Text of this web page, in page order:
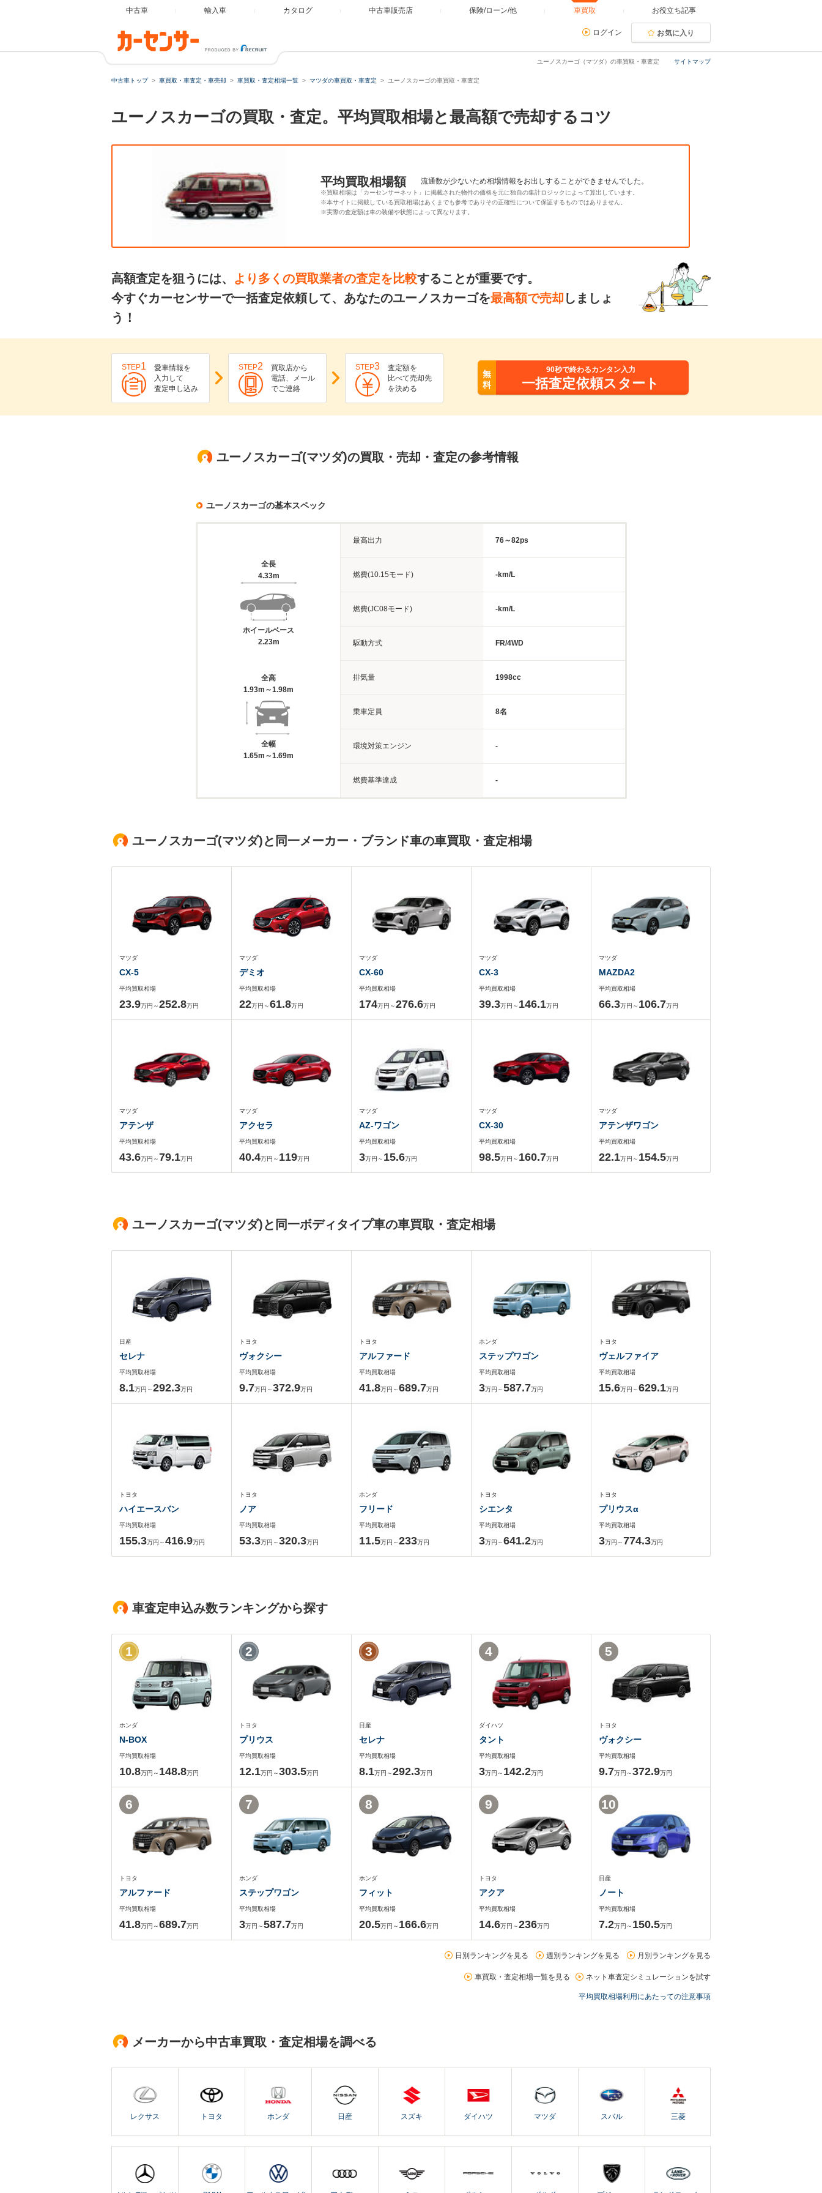
中古車 輸入車 カタログ 中古車販売店 保険/ローン/他 車買取 お役立ち記事
ログイン お気に入り
サイトマップ
ユーノスカーゴ（マツダ）の車買取・車査定
中古車トップ 車買取・車査定・車売却 車買取・査定相場一覧 マツダの車買取・車査定 ユーノスカーゴの車買取・車査定
ユーノスカーゴの買取・査定。平均買取相場と最高額で売却するコツ
平均買取相場額 流通数が少ないため相場情報をお出しすることができませんでした。
※買取相場は「カーセンサーネット」に掲載された物件の価格を元に独自の集計ロジックによって算出しています。
※本サイトに掲載している買取相場はあくまでも参考でありその正確性について保証するものではありません。
※実際の査定額は車の装備や状態によって異なります。
高額査定を狙うには、 より多くの買取業者の査定を比較することが重要です。
今すぐカーセンサーで一括査定依頼して、あなたのユーノスカーゴを最高額で売却 しましょ
う！
STEP1
愛車情報を
入力して
査定申し込み
STEP2
買取店から
電話、メール
でご連絡
STEP3
査定額を
比べて売却先
を決める
無
料
90秒で終わるカンタン入力
一括査定依頼スタート
ユーノスカーゴ(マツダ)の買取・売却・査定の参考情報
ユーノスカーゴの基本スペック
全長
4.33m
ホイールベース
2.23m
全高
1.93m～1.98m
全幅
1.65m～1.69m
最高出力 76～82ps
燃費(10.15モード) -km/L
燃費(JC08モード) -km/L
駆動方式 FR/4WD
排気量 1998cc
乗車定員 8名
環境対策エンジン -
燃費基準達成 -
ユーノスカーゴ(マツダ)と同一メーカー・ブランド車の車買取・査定相場
マツダ
CX-5
平均買取相場
23.9万円～252.8万円
マツダ
デミオ
平均買取相場
22万円～61.8万円
マツダ
CX-60
平均買取相場
174万円～276.6万円
マツダ
CX-3
平均買取相場
39.3万円～ 146.1万円
マツダ
MAZDA2
平均買取相場
66.3万円～ 106.7万円
マツダ
アテンザ
平均買取相場
43.6万円～79.1万円
マツダ
アクセラ
平均買取相場
40.4万円～ 119万円
マツダ
AZ-ワゴン
平均買取相場
3万円～ 15.6万円
マツダ
CX-30
平均買取相場
98.5万円～ 160.7万円
マツダ
アテンザワゴン
平均買取相場
22.1万円～ 154.5万円
ユーノスカーゴ(マツダ)と同一ボディタイプ車の車買取・査定相場
日産
セレナ
平均買取相場
8.1万円～292.3万円
トヨタ
ヴォクシー
平均買取相場
9.7万円～372.9万円
トヨタ
アルファード
平均買取相場
41.8万円～689.7万円
ホンダ
ステップワゴン
平均買取相場
3万円～587.7万円
トヨタ
ヴェルファイア
平均買取相場
15.6万円～629.1万円
トヨタ
ハイエースバン
平均買取相場
155.3万円～416.9万円
トヨタ
ノア
平均買取相場
53.3万円～320.3万円
ホンダ
フリード
平均買取相場
11.5万円～233万円
トヨタ
シエンタ
平均買取相場
3万円～641.2万円
トヨタ
プリウスα
平均買取相場
3万円～774.3万円
車査定申込み数ランキングから探す
ホンダ
N-BOX
平均買取相場
10.8万円～ 148.8万円
1
トヨタ
プリウス
平均買取相場
12.1万円～303.5万円
2
日産
セレナ
平均買取相場
8.1万円～292.3万円
3
ダイハツ
タント
平均買取相場
3万円～ 142.2万円
4
トヨタ
ヴォクシー
平均買取相場
9.7万円～372.9万円
5
トヨタ
アルファード
平均買取相場
41.8万円～689.7万円
6
ホンダ
ステップワゴン
平均買取相場
3万円～587.7万円
7
ホンダ
フィット
平均買取相場
20.5万円～ 166.6万円
8
トヨタ
アクア
平均買取相場
14.6万円～236万円
9
日産
ノート
平均買取相場
7.2万円～ 150.5万円
10
日別ランキングを見る 週別ランキングを見る 月別ランキングを見る
車買取・査定相場一覧を見る ネット車査定シミュレーションを試す
平均買取相場利用にあたっての注意事項
メーカーから中古車買取・査定相場を調べる
レクサス トヨタ ホンダ 日産 スズキ ダイハツ マツダ スバル 三菱